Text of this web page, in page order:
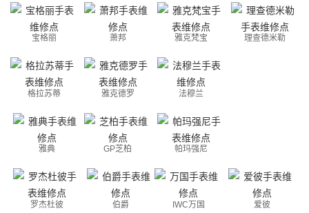
宝格丽 萧邦 雅克梵宝 理查德米勒
格拉苏蒂 雅克德罗 法穆兰
雅典 GP芝柏 帕玛强尼
罗杰杜彼 伯爵 IWC万国 爱彼